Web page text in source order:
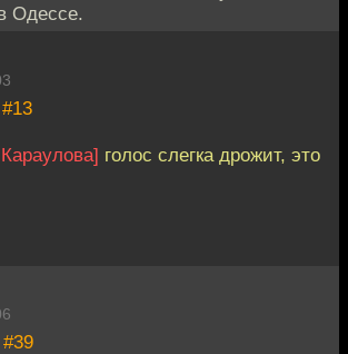
Одессе.
#13
голос слегка дрожит, это
#39